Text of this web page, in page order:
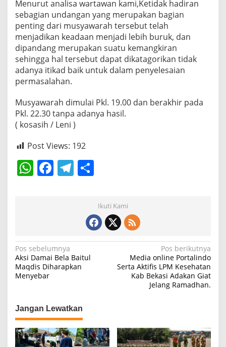
q
o
m
G
a
l
e
o
Menurut analisa wartawan kami,Ketidak hadiran
sebagian undangan yang merupakan bagian
penting dari musyawarah tersebut telah
menjadikan keadaan menjadi lebih buruk, dan
dipandang merupakan suatu kemangkiran
sehingga hal tersebut dapat dikatagorikan tidak
adanya itikad baik untuk dalam penyelesaian
permasalahan.
Musyawarah dimulai Pkl. 19.00 dan berakhir pada
Pkl. 22.30 tanpa adanya hasil.
( kosasih / Leni )
Post Views: 192
W
p
p
F
o
o
T
gr
m
ar
eIkuti Kami
N
a
v
g
a
s
Pos sebelumnya
Aksi Damai Bela Baitul
Maqdis Diharapkan
Menyebar
Pos berikutnya
Media online Portalindo
Serta Aktifis LPM Kesehatan
Kab Bekasi Adakan Giat
Jelang Ramadhan.
Jangan Lewatkan